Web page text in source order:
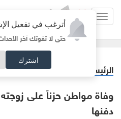
أترغب في تفعيل
حتى لا تفوتك آخر الأحداث
اشترك
الرئيسية
دفنها